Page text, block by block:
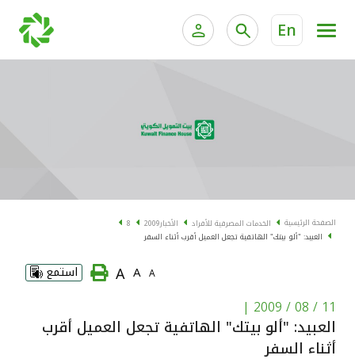
En
الخدمات المصرفية الإلكترونية للشركات
البطاقات
"برامج العملاء"
الاستثمار
الصفحة الرئيسية الخدمات المصرفية للأفراد الأخبار2009
8
العبيد: "ألو بيتك" الهاتفية تجعل العميل أقرب أثناء السفر
A
A
A استمع
11 / 08 / 2009
|
العبيد: "ألو بيتك" الهاتفية تجعل العميل أقرب
أثناء السفر